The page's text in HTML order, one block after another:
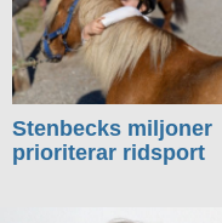
Stenbecks miljoner
prioriterar ridsport